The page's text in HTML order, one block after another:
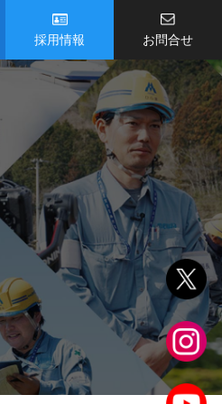
採用情報 お問合せ